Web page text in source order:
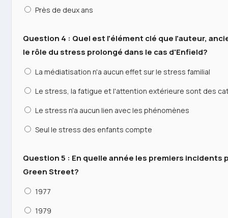
Près de deux ans
Question 4 : Quel est l'élément clé que l'auteur,
le rôle du stress prolongé dans le cas d'Enfield?
La médiatisation n'a aucun effet sur le stress familial
Le stress, la fatigue et l'attention extérieure sont des
Le stress n'a aucun lien avec les phénomènes
Seul le stress des enfants compte
Question 5 : En quelle année les premiers
Green Street?
1977
1979